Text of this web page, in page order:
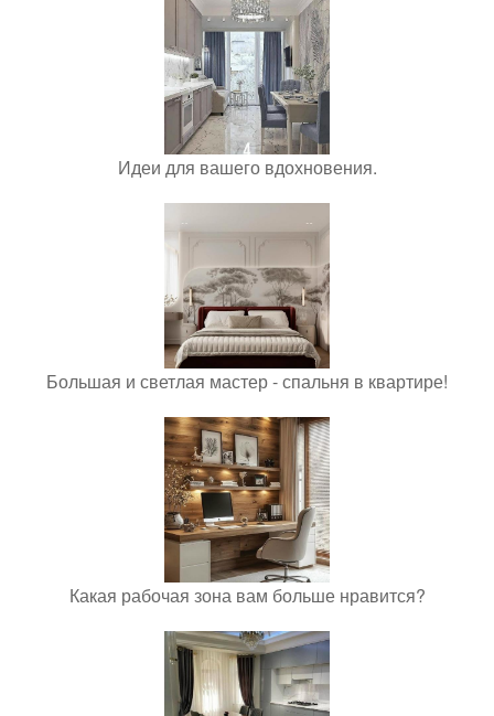
Идеи для вашего вдохновения.
Большая и светлая мастер - спальня в квартире!
Какая рабочая зона вам больше нравится?